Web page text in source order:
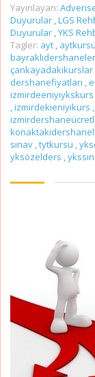
Yayınlayan:
Duyurular ,LGS
Duyurular ,YKS
Tagler: ayt , aytkursu
bayraklıdershaneler
çankayadakikurslar
dershanefiyatları ,
izmirdeeniyiykskurs
,izmirdekieniyikurs ,
sınav ,tytkursu ,
yksözelders ,